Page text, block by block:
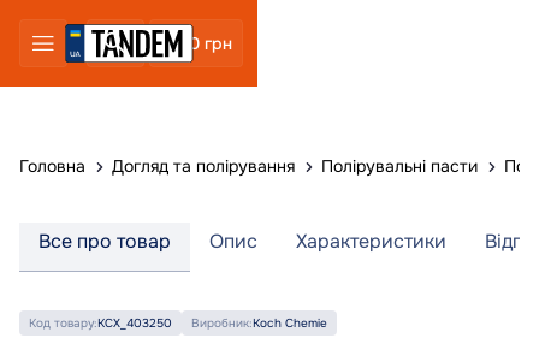
0 грн
Головна Догляд та полірування Полірувальні пасти
Все про товар Опис Характеристики
Код товару:KCX_403250 Виробник:Koch Chemie